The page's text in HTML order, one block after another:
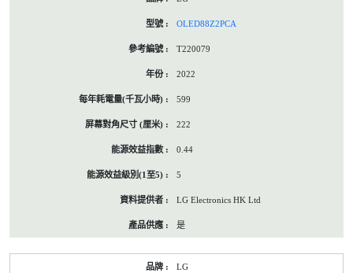
OLED88Z2PCA
T220079
2022
599
222
0.44
5
LG Electronics HK Ltd
是
LG